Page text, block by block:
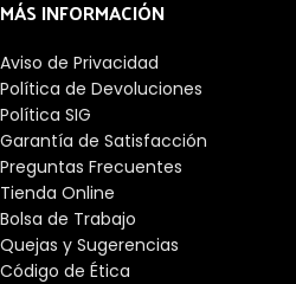
MÁS INFORMACIÓN
Aviso de Privacidad
Política de Devoluciones
Política SIG
Garantía de Satisfacción
Preguntas Frecuentes
Tienda Online
Bolsa de Trabajo
Quejas y Sugerencias
Código de Ética